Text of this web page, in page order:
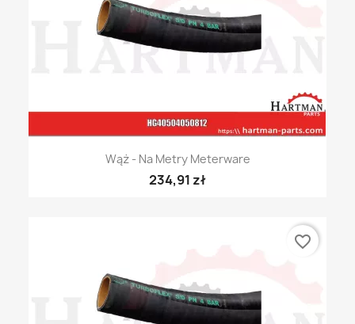
Wąż - Na Metry Meterware
234,91 zł
favorite_border